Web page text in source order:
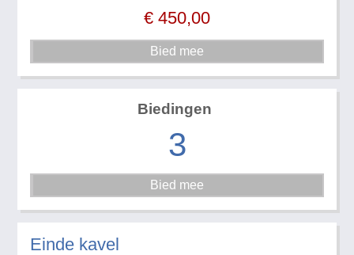
€ 450,00
Biedingen
3
Einde kavel